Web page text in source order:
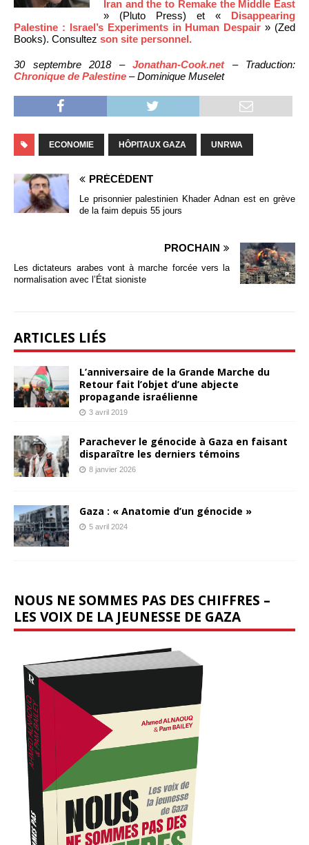
Iran and the to Remake the Middle East
» (Pluto Press) et « Disappearing
Palestine : Israel’s Experiments in Human Despair » (Zed
Books). Consultez son site personnel.
30 septembre 2018 – Jonathan-Cook.net– Traduction:
Chronique de Palestine – Dominique Muselet
ECONOMIE HÔPITAUX GAZA UNRWA
PRÉCÉDENT
Le prisonnier palestinien Khader Adnan est en grève
de la faim depuis 55 jours
PROCHAIN
Les dictateurs arabes vont à marche forcée vers la
normalisation avec l’État sioniste
ARTICLES LIÉS
L’anniversaire de la Grande Marche du
Retour fait l’objet d’une abjecte
propagande israélienne
3 avril 2019
Parachever le génocide à Gaza en faisant
disparaître les derniers témoins
8 janvier 2026
Gaza : « Anatomie d’un génocide »
5 avril 2024
NOUS NE SOMMES PAS DES CHIFFRES –
LES VOIX DE LA JEUNESSE DE GAZA